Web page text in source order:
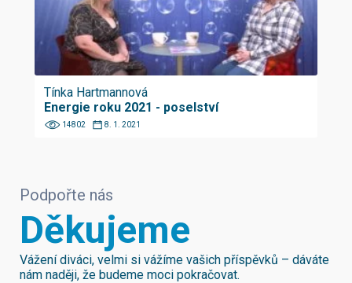
Tínka Hartmannová
Energie roku 2021 - poselství
14802 8. 1. 2021
Podpořte nás
Děkujeme
Vážení diváci, velmi si vážíme vašich příspěvků – dáváte
nám naději, že budeme moci pokračovat.